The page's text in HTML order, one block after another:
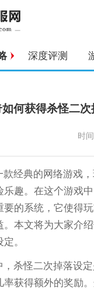
深度评测
何获得杀怪二次
时
经典的网络游戏
乐趣。在这个游戏
要的系统，它使得
。本文将为大家介
。
，杀怪二次掉落设
率获得额外的奖励